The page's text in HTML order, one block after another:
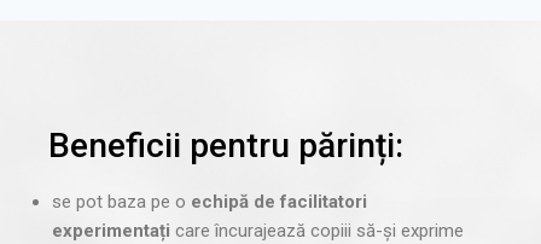
Beneficii pentru părinți:
se pot baza pe o echipă de facilitatori
experimentați care încurajează copiii să-și exprime